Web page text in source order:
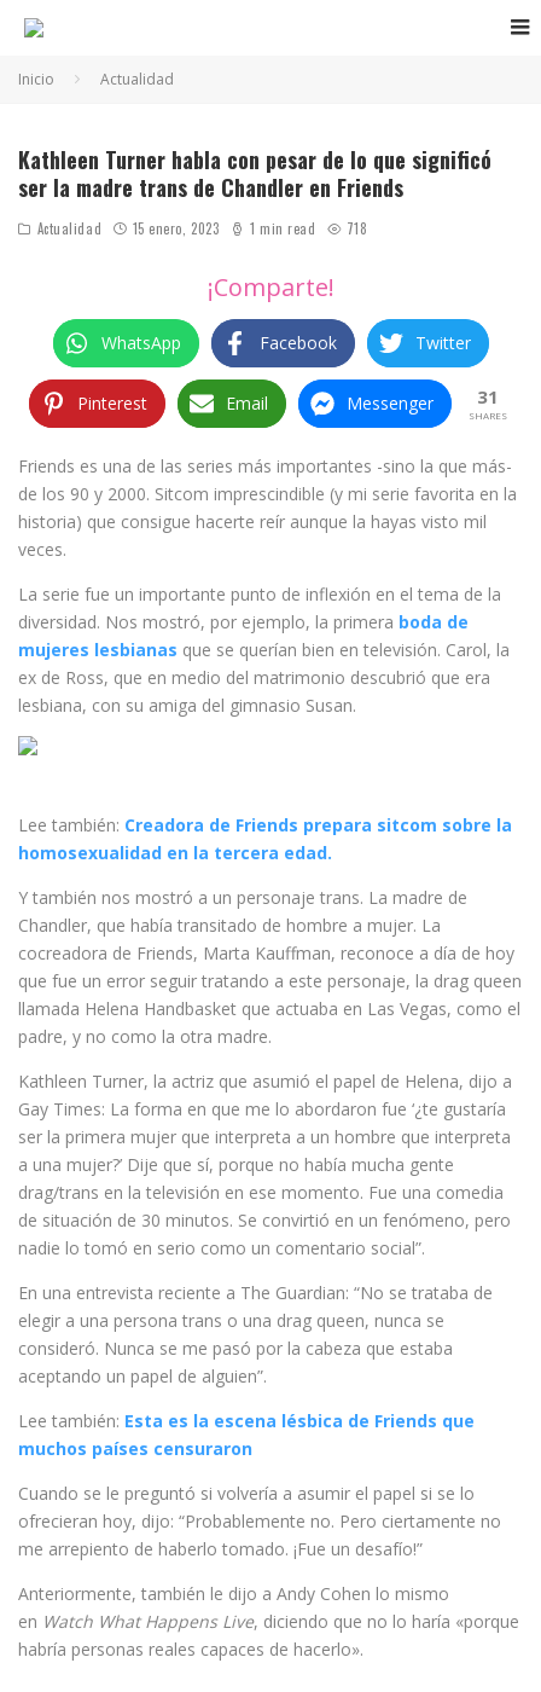
Inicio Actualidad
Kathleen Turner habla con pesar de lo que significó
ser la madre trans de Chandler en Friends
Actualidad 15 enero, 2023 1 min read 718
¡Comparte!
WhatsApp Facebook Twitter
Pinterest Email Messenger 31
SHARES
Friends es una de las series más importantes -sino la que más-
de los 90 y 2000. Sitcom imprescindible (y mi serie favorita en la
historia) que consigue hacerte reír aunque la hayas visto mil
veces.
La serie fue un importante punto de inflexión en el tema de la
diversidad. Nos mostró, por ejemplo, la primera boda de
mujeres lesbianas que se querían bien en televisión. Carol, la
ex de Ross, que en medio del matrimonio descubrió que era
lesbiana, con su amiga del gimnasio Susan.
Lee también: Creadora de Friends prepara sitcom sobre la
homosexualidad en la tercera edad.
Y también nos mostró a un personaje trans. La madre de
Chandler, que había transitado de hombre a mujer. La
cocreadora de Friends, Marta Kauffman, reconoce a día de hoy
que fue un error seguir tratando a este personaje, la drag queen
llamada Helena Handbasket que actuaba en Las Vegas, como el
padre, y no como la otra madre.
Kathleen Turner, la actriz que asumió el papel de Helena, dijo a
Gay Times: La forma en que me lo abordaron fue ‘¿te gustaría
ser la primera mujer que interpreta a un hombre que interpreta
a una mujer?’ Dije que sí, porque no había mucha gente
drag/trans en la televisión en ese momento. Fue una comedia
de situación de 30 minutos. Se convirtió en un fenómeno, pero
nadie lo tomó en serio como un comentario social”.
En una entrevista reciente a The Guardian: “No se trataba de
elegir a una persona trans o una drag queen, nunca se
consideró. Nunca se me pasó por la cabeza que estaba
aceptando un papel de alguien”.
Lee también: Esta es la escena lésbica de Friends que
muchos países censuraron
Cuando se le preguntó si volvería a asumir el papel si se lo
ofrecieran hoy, dijo: “Probablemente no. Pero ciertamente no
me arrepiento de haberlo tomado. ¡Fue un desafío!”
Anteriormente, también le dijo a Andy Cohen lo mismo
en Watch What Happens Live, diciendo que no lo haría «porque
habría personas reales capaces de hacerlo».